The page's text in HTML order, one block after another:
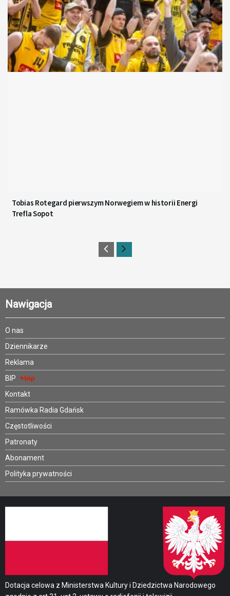
Tobias Rotegard pierwszym Norwegiem w historii Energi
Trefla Sopot
Nawigacja
O nas
Dziennikarze
Reklama
BIP
Kontakt
Ramówka Radia Gdańsk
Częstotliwości
Patronaty
Abonament
Polityka prywatności
Dotacja celowa z Ministerstwa Kultury i Dziedzictwa Narodowego